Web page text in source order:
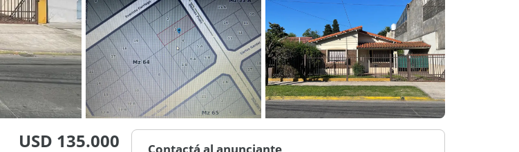
USD 135.000